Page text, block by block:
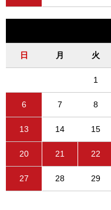
日 月 火
1
6 7 8
13 14 15
20 21 22
27 28 29